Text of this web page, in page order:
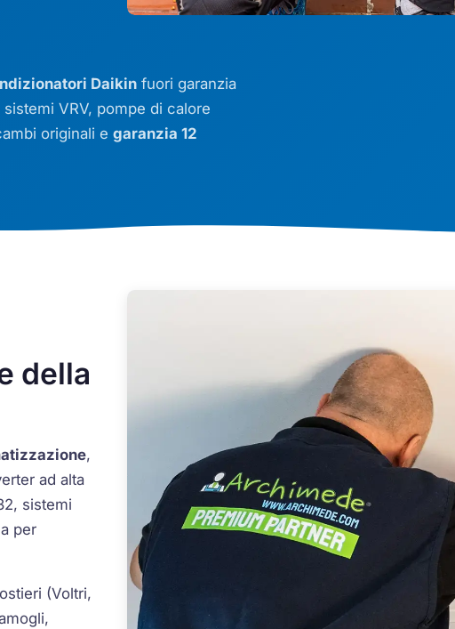
Daikin fuori garanzia
sistemi VRV, pompe di calore
originali egaranzia 12
della
,
ad alta
sistemi
per
(Voltri,